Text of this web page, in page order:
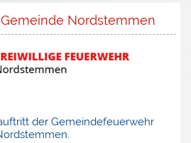
Nordstemmen
der Gemeindefeuerwehr